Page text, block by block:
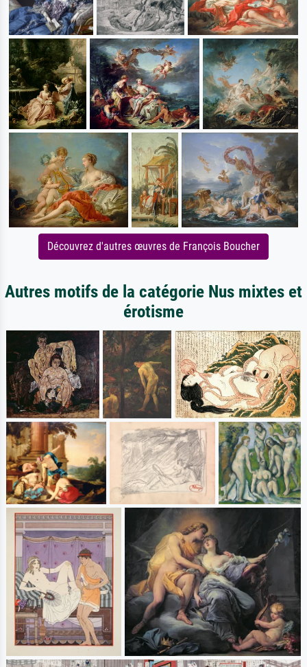
Découvrez d'autres œuvres de François Boucher
Autres motifs de la catégorie Nus mixtes et
érotisme